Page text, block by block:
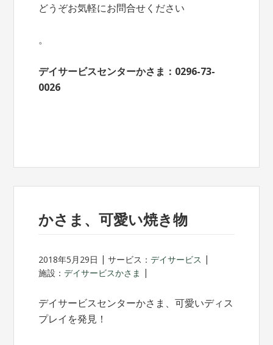
どうぞお気軽にお問合せください
。
デイサービスセンターかさま：0296-73-
0026
かさま、可愛い焼き物
2018年5月29日 サービス：デイサービス
施設：デイサービスかさま
デイサービスセンターかさま、可愛いディス
プレイを発見！